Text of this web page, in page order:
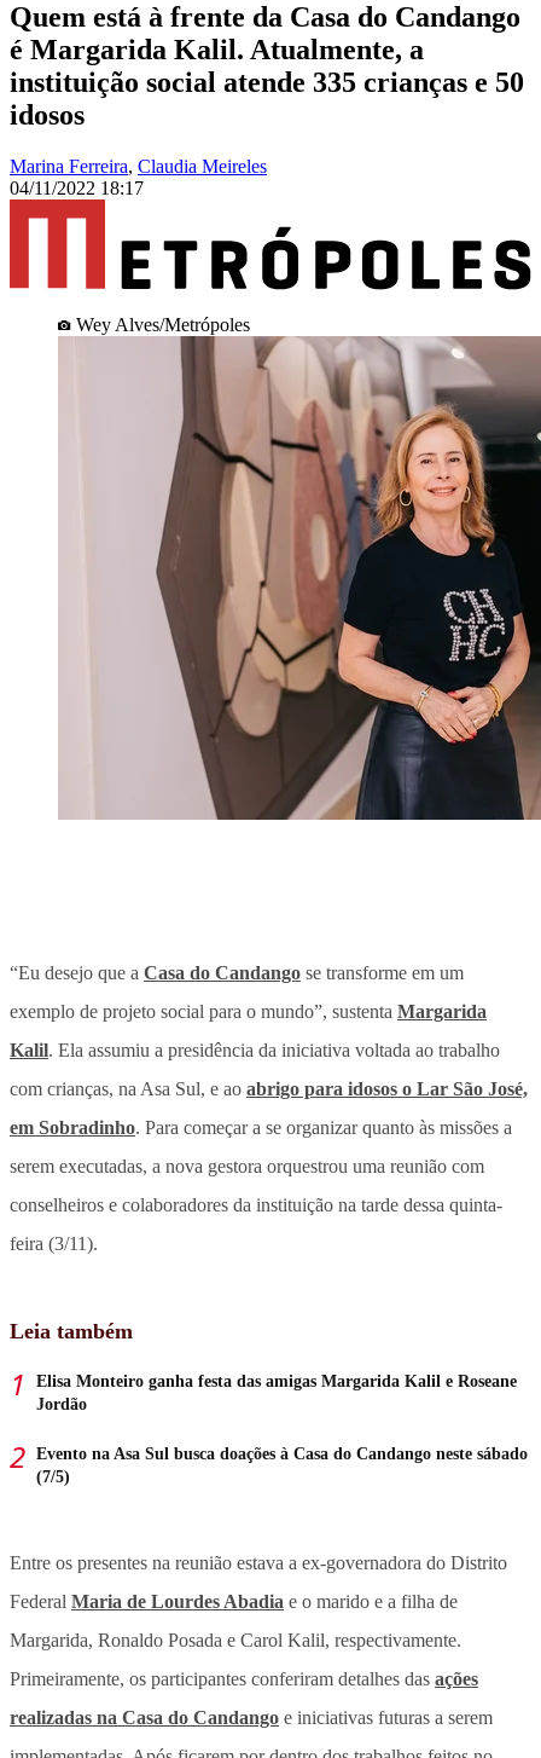
Quem está à frente da Casa do Candango
é Margarida Kalil. Atualmente, a
instituição social atende 335 crianças e 50
idosos
Marina Ferreira, Claudia Meireles
04/11/2022 18:17
Wey Alves/Metrópoles
“Eu desejo que a Casa do Candango se transforme em um
exemplo de projeto social para o mundo”, sustenta Margarida
Kalil. Ela assumiu a presidência da iniciativa voltada ao trabalho
com crianças, na Asa Sul, e ao abrigo para idosos o Lar São José,
em Sobradinho. Para começar a se organizar quanto às missões a
serem executadas, a nova gestora orquestrou uma reunião com
conselheiros e colaboradores da instituição na tarde dessa quinta-
feira (3/11).
Leia também
Elisa Monteiro ganha festa das amigas Margarida Kalil e Roseane
Jordão
Evento na Asa Sul busca doações à Casa do Candango neste sábado
(7/5)
Entre os presentes na reunião estava a ex-governadora do Distrito
Federal Maria de Lourdes Abadia e o marido e a filha de
Margarida, Ronaldo Posada e Carol Kalil, respectivamente.
Primeiramente, os participantes conferiram detalhes das ações
realizadas na Casa do Candango e iniciativas futuras a serem